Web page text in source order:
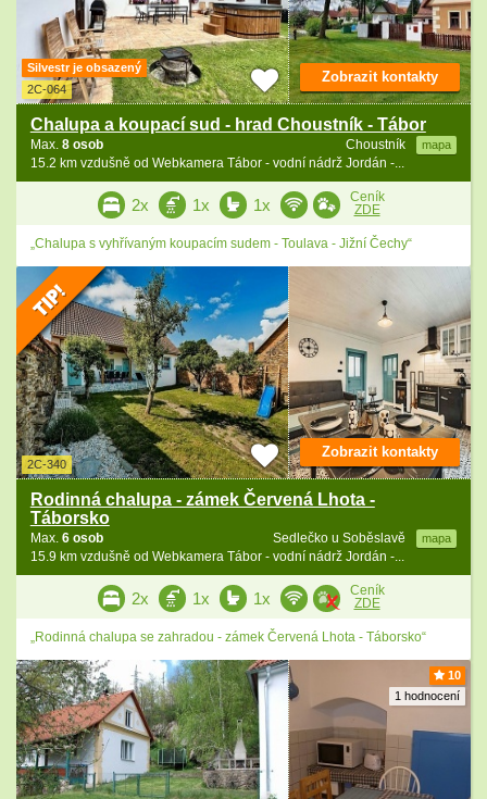
Silvestr je obsazený
2C-064
Chalupa a koupací sud - hrad Choustník - Tábor
Choustník mapa
Max. 8 osob
15.2 km vzdušně od Webkamera Tábor - vodní nádrž Jordán -...
Zobrazit kontakty
2x 1x 1x
Ceník
ZDE
„Chalupa s vyhřívaným koupacím sudem - Toulava - Jižní Čechy“
2C-340
Rodinná chalupa - zámek Červená Lhota -
Táborsko
Sedlečko u Soběslavě mapa
Max. 6 osob
15.9 km vzdušně od Webkamera Tábor - vodní nádrž Jordán -...
Zobrazit kontakty
2x 1x 1x
Ceník
ZDE
„Rodinná chalupa se zahradou - zámek Červená Lhota - Táborsko“
10
1 hodnocení